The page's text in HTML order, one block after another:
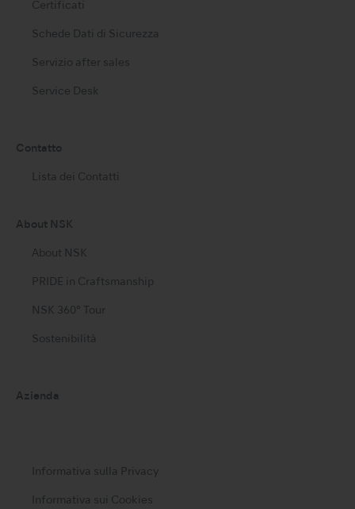
Certificati
Schede Dati di Sicurezza
Servizio after sales
Service Desk
Contatto
Lista dei Contatti
About NSK
About NSK
PRIDE in Craftsmanship
NSK 360° Tour
Sostenibilità
Azienda
Informativa sulla Privacy
Informativa sui Cookies